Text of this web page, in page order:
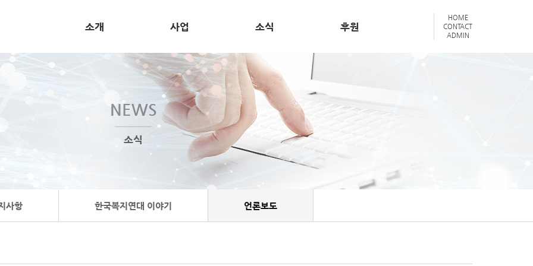
소개 사업 소식 후원
HOME
CONTACT
ADMIN
NEWS
소식
사항 한국복지연대 이야기 언론보도